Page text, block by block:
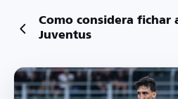
Como considera fichar
Juventus